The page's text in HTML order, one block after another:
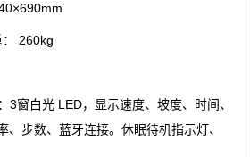
260kg
3窗白光 LED，显示速度、坡度、时间、
、步数、蓝牙连接。休眠待机指示灯、